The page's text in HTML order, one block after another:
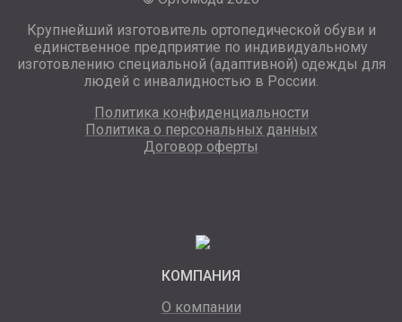
Крупнейший изготовитель ортопедической обуви и
единственное предприятие по индивидуальному
изготовлению специальной (адаптивной) одежды для
людей с инвалидностью в России.
Политика конфиденциальности
Политика о персональных данных
Договор оферты
КОМПАНИЯ
О компании